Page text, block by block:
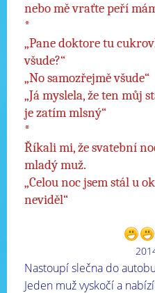
nebo mě vraťte peří
*
„Pane doktore tu
všude?“
„No samozřejmě všude“
„Já myslela, že ten můj
je zatím mlsný“
*
Říkali mi, že svatební
mladý muž.
„Celou noc jsem stál u
neviděl“
Nastoupí slečna do
Jeden muž vyskočí a